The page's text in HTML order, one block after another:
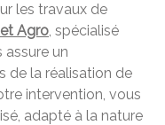
les travaux de
Agro, spécialisé
assure un
de la réalisation de
intervention, vous
adapté à la nature